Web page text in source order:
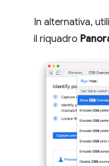
In alternativa,
il riquadro